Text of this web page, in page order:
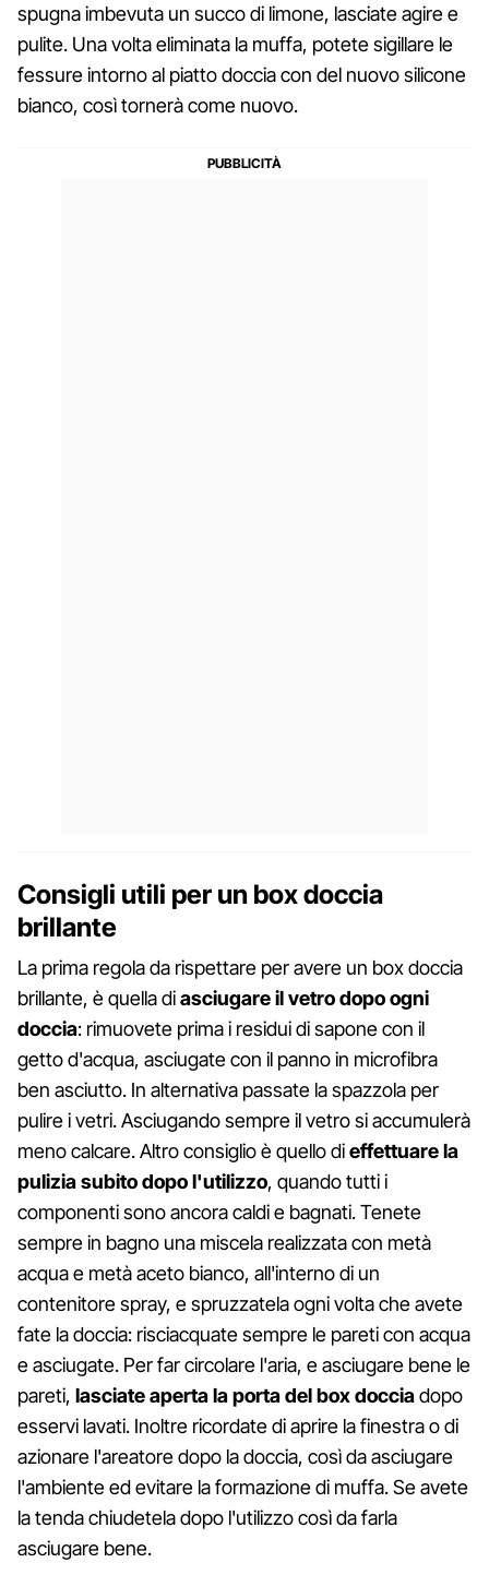
spugna imbevuta un succo di limone, lasciate agire e
pulite. Una volta eliminata la muffa, potete sigillare le
fessure intorno al piatto doccia con del nuovo silicone
bianco, così tornerà come nuovo.
Consigli utili per un box doccia
brillante
La prima regola da rispettare per avere un box doccia
brillante, è quella diasciugare il vetro dopo ogni
doccia: rimuovete prima i residui di sapone con il
getto d'acqua, asciugate con il panno in microfibra
ben asciutto. In alternativa passate la spazzola per
pulire i vetri. Asciugando sempre il vetro si accumulerà
meno calcare. Altro consiglio è quello dieffettuare la
pulizia subito dopo l'utilizzo, quando tutti i
componenti sono ancora caldi e bagnati. Tenete
sempre in bagno una miscela realizzata con metà
acqua e metà aceto bianco, all'interno di un
contenitore spray, e spruzzatela ogni volta che avete
fate la doccia: risciacquate sempre le pareti con acqua
e asciugate. Per far circolare l'aria, e asciugare bene le
pareti, lasciate aperta la porta del box docciadopo
esservi lavati. Inoltre ricordate di aprire la finestra o di
azionare l'areatore dopo la doccia, così da asciugare
l'ambiente ed evitare la formazione di muffa. Se avete
la tenda chiudetela dopo l'utilizzo così da farla
asciugare bene.